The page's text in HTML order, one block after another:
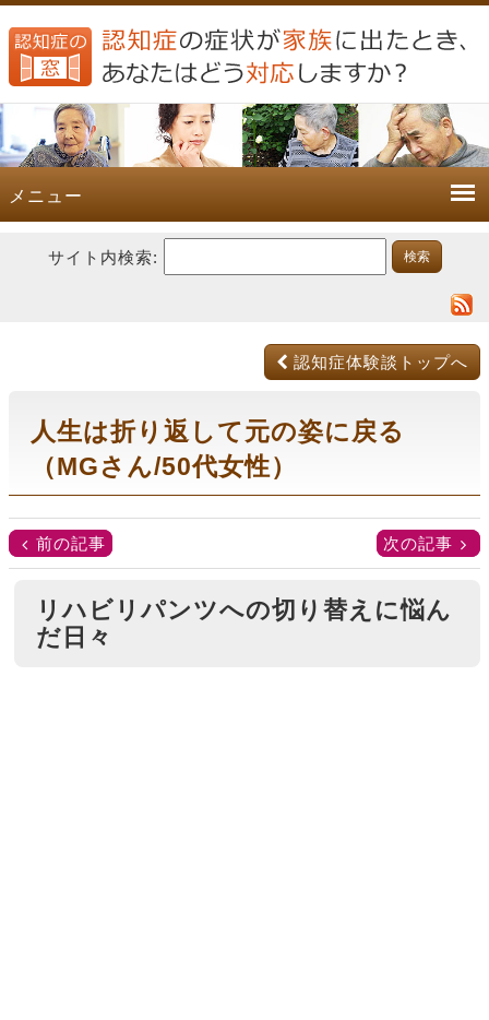
メニュー
サイト内検索:
認知症体験談トップへ
人生は折り返して元の姿に戻る
（MGさん/50代女性）
次の記事
前の記事
リハビリパンツへの切り替えに悩ん
だ日々